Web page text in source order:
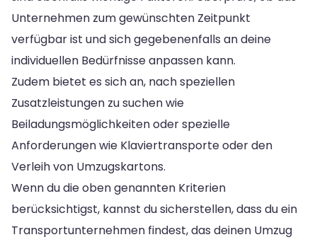
Unternehmen zum gewünschten Zeitpunkt
verfügbar ist und sich gegebenenfalls an deine
individuellen Bedürfnisse anpassen kann.
Zudem bietet es sich an, nach speziellen
Zusatzleistungen zu suchen wie
Beiladungsmöglichkeiten oder spezielle
Anforderungen wie Klaviertransporte oder den
Verleih von Umzugskartons.
Wenn du die oben genannten Kriterien
berücksichtigst, kannst du sicherstellen, dass du ein
Transportunternehmen findest, das deinen Umzug